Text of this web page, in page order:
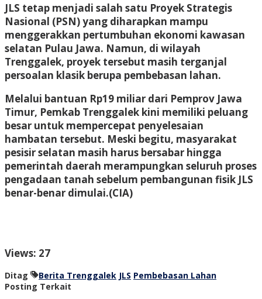
JLS tetap menjadi salah satu Proyek Strategis
Nasional (PSN) yang diharapkan mampu
menggerakkan pertumbuhan ekonomi kawasan
selatan Pulau Jawa. Namun, di wilayah
Trenggalek, proyek tersebut masih terganjal
persoalan klasik berupa pembebasan lahan.
Melalui bantuan Rp19 miliar dari Pemprov Jawa
Timur, Pemkab Trenggalek kini memiliki peluang
besar untuk mempercepat penyelesaian
hambatan tersebut. Meski begitu, masyarakat
pesisir selatan masih harus bersabar hingga
pemerintah daerah merampungkan seluruh proses
pengadaan tanah sebelum pembangunan fisik JLS
benar-benar dimulai.(CIA)
Views: 27
Ditag Berita Trenggalek JLS Pembebasan Lahan
Posting Terkait